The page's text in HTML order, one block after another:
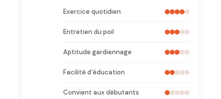
Exercice quotidien
Entretien du poil
Aptitude gardiennage
Facilité d’éducation
Convient aux débutants